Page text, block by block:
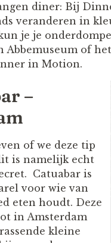
diner: Bij
veranderen in
je je
Abbemuseum of
in Motion.
–
of we deze tip
is namelijk echt
Catuabar is
voor wie van
eten houdt. Deze
in Amsterdam
kleine